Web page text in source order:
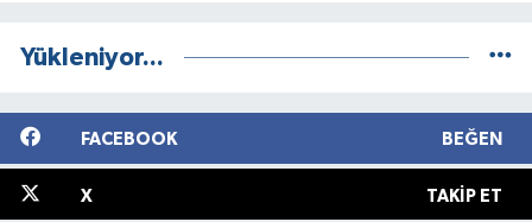
Yükleniyor...
FACEBOOK BEĞEN
X TAKIP ET